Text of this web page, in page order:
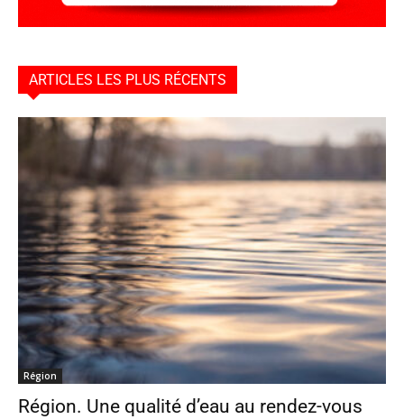
ARTICLES LES PLUS RÉCENTS
Région
Région. Une qualité d’eau au rendez-vous